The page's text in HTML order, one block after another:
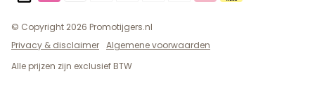
© Copyright 2026 Promotijgers.nl
Privacy & disclaimer Algemene voorwaarden
Alle prijzen zijn exclusief BTW